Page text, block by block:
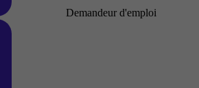
Demandeur d'emploi